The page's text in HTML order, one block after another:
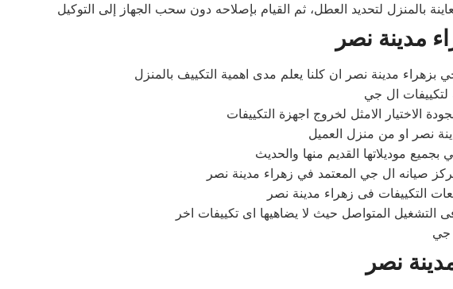
بالمنزل لتحديد العطل، ثم القيام بإصلاحه دون سحب الجهاز إلى التوكيل
مدينة نصر
مدينة نصر ان كلنا يعلم مدى اهمية التكييف بالمنزل
الاختيار الامثل لخروج اجهزة التكييفات
جي
نصر